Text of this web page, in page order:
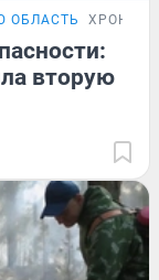
ОБЛАСТЬ ХРОНИКА
вторую